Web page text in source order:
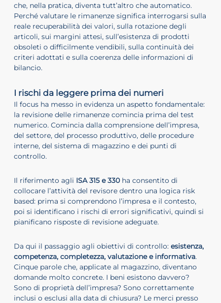
che, nella pratica, diventa tutt’altro che automatico.
Perché valutare le rimanenze significa interrogarsi sulla
reale recuperabilità dei valori, sulla rotazione degli
articoli, sui margini attesi, sull’esistenza di prodotti
obsoleti o difficilmente vendibili, sulla continuità dei
criteri adottati e sulla coerenza delle informazioni di
bilancio.
I rischi da leggere prima dei numeri
Il focus ha messo in evidenza un aspetto fondamentale:
la revisione delle rimanenze comincia prima del test
numerico. Comincia dalla comprensione dell’impresa,
del settore, del processo produttivo, delle procedure
interne, del sistema di magazzino e dei punti di
controllo.
Il riferimento agli ISA 315 e 330 ha consentito di
collocare l’attività del revisore dentro una logica risk
based: prima si comprendono l’impresa e il contesto,
poi si identificano i rischi di errori significativi, quindi si
pianificano risposte di revisione adeguate.
Da qui il passaggio agli obiettivi di controllo: esistenza,
competenza, completezza, valutazione e informativa.
Cinque parole che, applicate al magazzino, diventano
domande molto concrete. I beni esistono davvero?
Sono di proprietà dell’impresa? Sono correttamente
inclusi o esclusi alla data di chiusura? Le merci presso